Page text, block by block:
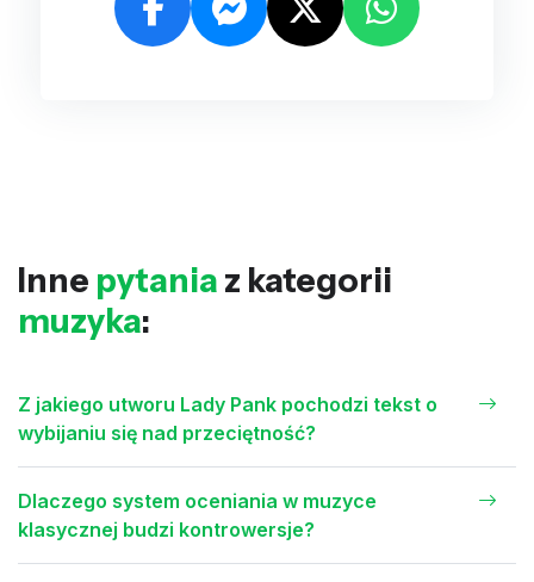
Inne pytania z kategorii
muzyka:
Z jakiego utworu Lady Pank pochodzi tekst o
wybijaniu się nad przeciętność?
Dlaczego system oceniania w muzyce
klasycznej budzi kontrowersje?